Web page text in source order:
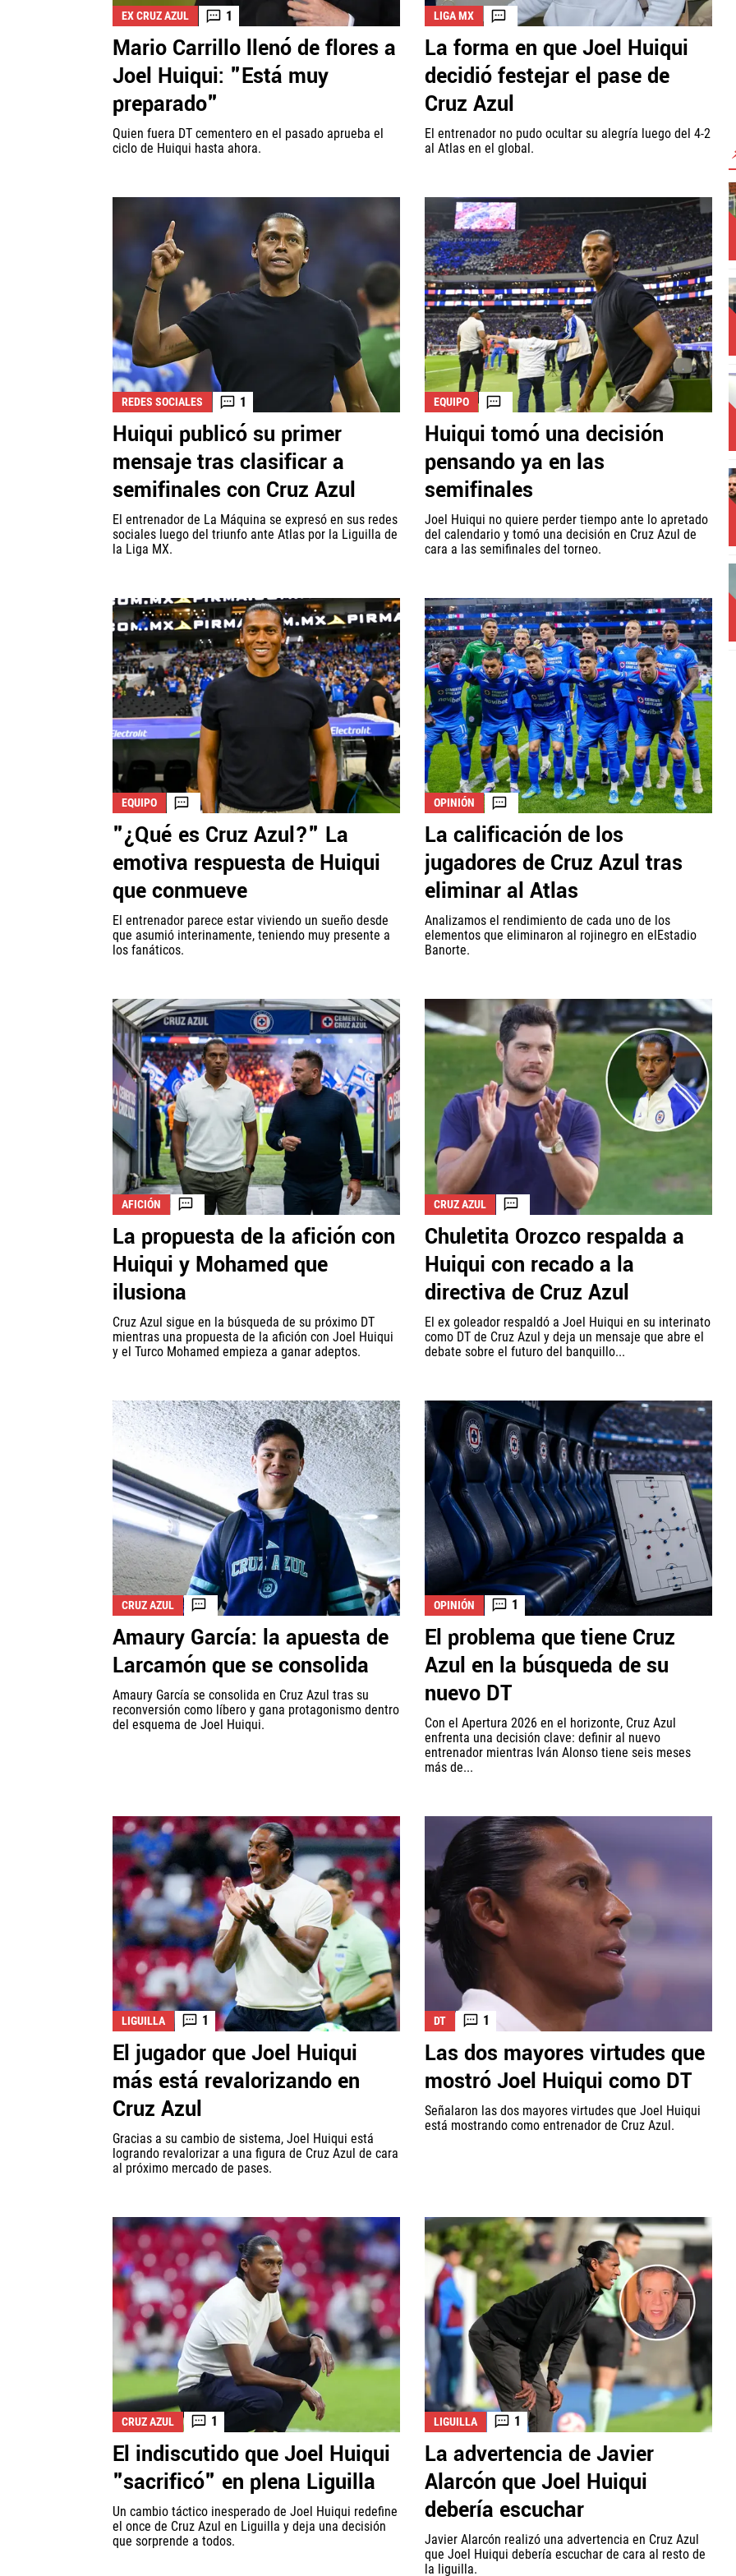
EX CRUZ AZUL 1
Mario Carrillo llenó de flores a
Joel Huiqui: "Está muy
preparado"
Quien fuera DT cementero en el pasado aprueba el
ciclo de Huiqui hasta ahora.
LIGA MX
La forma en que Joel Huiqui
decidió festejar el pase de
Cruz Azul
El entrenador no pudo ocultar su alegría luego del 4-2
al Atlas en el global.
REDES SOCIALES 1
Huiqui publicó su primer
mensaje tras clasificar a
semifinales con Cruz Azul
El entrenador de La Máquina se expresó en sus redes
sociales luego del triunfo ante Atlas por la Liguilla de
la Liga MX.
EQUIPO
Huiqui tomó una decisión
pensando ya en las
semifinales
Joel Huiqui no quiere perder tiempo ante lo apretado
del calendario y tomó una decisión en Cruz Azul de
cara a las semifinales del torneo.
EQUIPO
"¿Qué es Cruz Azul?" La
emotiva respuesta de Huiqui
que conmueve
El entrenador parece estar viviendo un sueño desde
que asumió interinamente, teniendo muy presente a
los fanáticos.
OPINIÓN
La calificación de los
jugadores de Cruz Azul tras
eliminar al Atlas
Analizamos el rendimiento de cada uno de los
elementos que eliminaron al rojinegro en elEstadio
Banorte.
AFICIÓN
La propuesta de la afición con
Huiqui y Mohamed que
ilusiona
Cruz Azul sigue en la búsqueda de su próximo DT
mientras una propuesta de la afición con Joel Huiqui
y el Turco Mohamed empieza a ganar adeptos.
CRUZ AZUL
Chuletita Orozco respalda a
Huiqui con recado a la
directiva de Cruz Azul
El ex goleador respaldó a Joel Huiqui en su interinato
como DT de Cruz Azul y deja un mensaje que abre el
debate sobre el futuro del banquillo...
CRUZ AZUL
Amaury García: la apuesta de
Larcamón que se consolida
Amaury García se consolida en Cruz Azul tras su
reconversión como líbero y gana protagonismo dentro
del esquema de Joel Huiqui.
OPINIÓN 1
El problema que tiene Cruz
Azul en la búsqueda de su
nuevo DT
Con el Apertura 2026 en el horizonte, Cruz Azul
enfrenta una decisión clave: definir al nuevo
entrenador mientras Iván Alonso tiene seis meses
más de...
LIGUILLA 1
El jugador que Joel Huiqui
más está revalorizando en
Cruz Azul
Gracias a su cambio de sistema, Joel Huiqui está
logrando revalorizar a una figura de Cruz Azul de cara
al próximo mercado de pases.
DT 1
Las dos mayores virtudes que
mostró Joel Huiqui como DT
Señalaron las dos mayores virtudes que Joel Huiqui
está mostrando como entrenador de Cruz Azul.
CRUZ AZUL 1
El indiscutido que Joel Huiqui
"sacrificó" en plena Liguilla
Un cambio táctico inesperado de Joel Huiqui redefine
el once de Cruz Azul en Liguilla y deja una decisión
que sorprende a todos.
LIGUILLA 1
La advertencia de Javier
Alarcón que Joel Huiqui
debería escuchar
Javier Alarcón realizó una advertencia en Cruz Azul
que Joel Huiqui debería escuchar de cara al resto de
la liguilla.